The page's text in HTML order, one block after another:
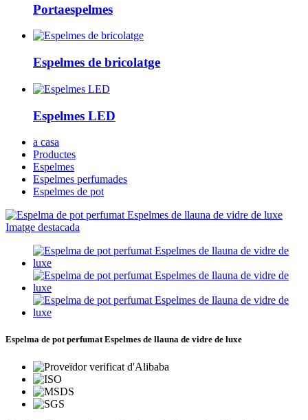
Portaespelmes
Espelmes de bricolatge
Espelmes LED
a casa
Productes
Espelmes
Espelmes perfumades
Espelmes de pot
Espelma de pot perfumat Espelmes de llauna de vidre de luxe